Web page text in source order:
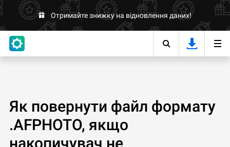
Отримайте знижку на відновлення даних!
Як повернути файл формату
.AFPHOTO, якщо
накопичувач не